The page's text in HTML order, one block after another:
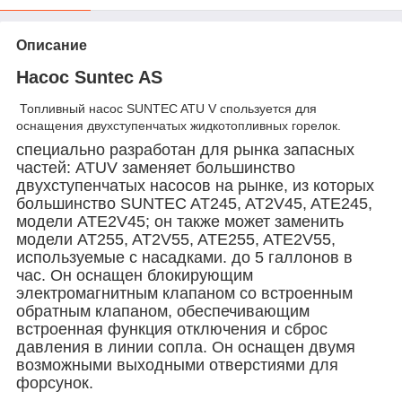
Описание
Насос Suntec AS
Топливный насос SUNTEC ATU V спользуется для
оснащения двухступенчатых жидкотопливных горелок.
специально разработан для рынка запасных
частей: ATUV заменяет большинство
двухступенчатых насосов на рынке, из которых
большинство SUNTEC AT245, AT2V45, ATE245,
модели ATE2V45; он также может заменить
модели AT255, AT2V55, ATE255, ATE2V55,
используемые с насадками. до 5 галлонов в
час. Он оснащен блокирующим
электромагнитным клапаном со встроенным
обратным клапаном, обеспечивающим
встроенная функция отключения и сброс
давления в линии сопла. Он оснащен двумя
возможными выходными отверстиями для
форсунок.